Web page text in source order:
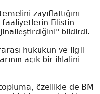
zayıflattığını
Filistin
bildirdi.
hukukun ve ilgili
açık bir ihlalini
özellikle de BM